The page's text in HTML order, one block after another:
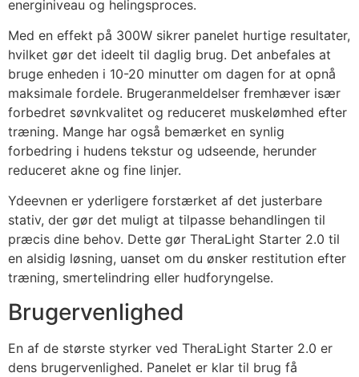
energiniveau og helingsproces.
Med en effekt på 300W sikrer panelet hurtige resultater,
hvilket gør det ideelt til daglig brug. Det anbefales at
bruge enheden i 10-20 minutter om dagen for at opnå
maksimale fordele. Brugeranmeldelser fremhæver især
forbedret søvnkvalitet og reduceret muskelømhed efter
træning. Mange har også bemærket en synlig
forbedring i hudens tekstur og udseende, herunder
reduceret akne og fine linjer.
Ydeevnen er yderligere forstærket af det justerbare
stativ, der gør det muligt at tilpasse behandlingen til
præcis dine behov. Dette gør TheraLight Starter 2.0 til
en alsidig løsning, uanset om du ønsker restitution efter
træning, smertelindring eller hudforyngelse.
Brugervenlighed
En af de største styrker ved TheraLight Starter 2.0 er
dens brugervenlighed. Panelet er klar til brug få